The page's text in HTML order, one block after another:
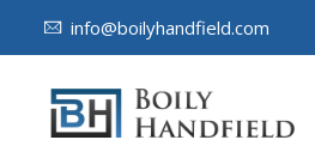
info@boilyhandfield.com